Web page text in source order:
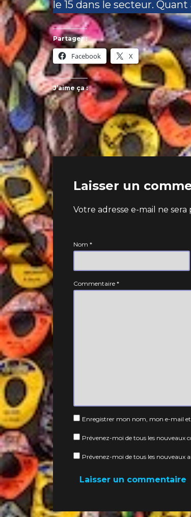
le 15 dans le secteur.
Partager :
Facebook X
J’aime ça :
Laisser un
Votre adresse e-mail ne sera
Nom *
Commentaire *
Enregistrer mon nom, mon e-mail
Prévenez-moi de tous les nouveaux
Prévenez-moi de tous les nouveaux
A
n
ti
e: